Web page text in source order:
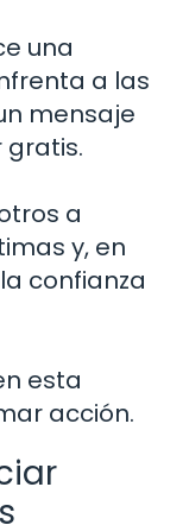
una
a las
mensaje
gratis.
a
y, en
confianza
esta
acción.